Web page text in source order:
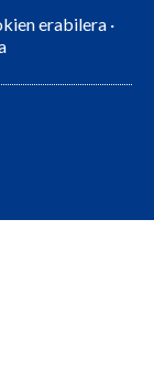
erabilera ·